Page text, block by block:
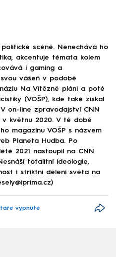
scéně. Nenechává ho
akcentuje témata kolem
i gaming a
vášeň v podobě
Na Vítězné pláni a poté
(VOŠP), kde také získal
on-line zpravodajství CNN
v květnu 2020. V té době
magazínu VOŠP s názvem
Planeta Hudba. Po
2021 nastoupil na CNN
totalitní ideologie,
i striktní dělení světa na
vypnuté